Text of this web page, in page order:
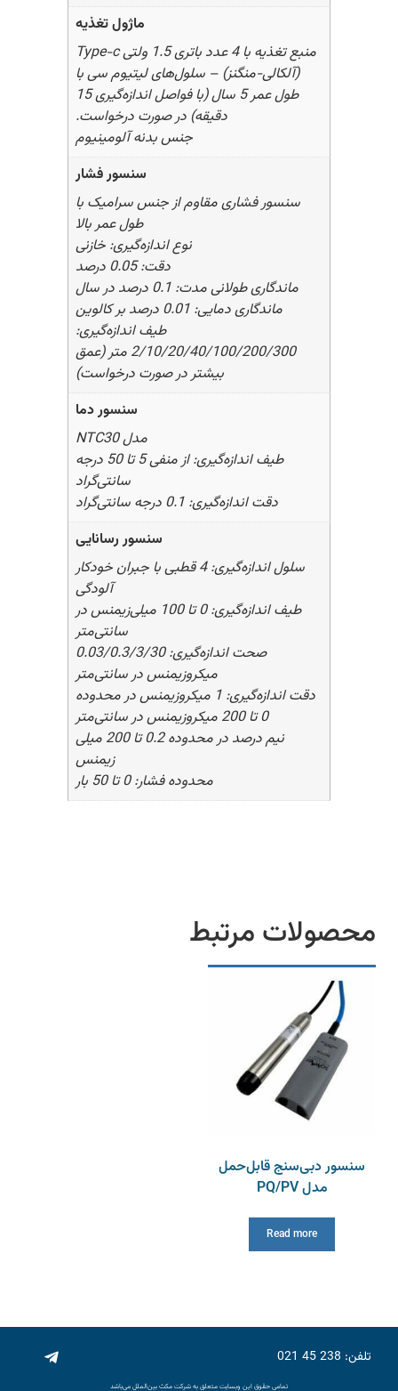
ماژول تغذیه
منبع تغذیه با 4 عدد باتری 1.5 ولتی Type-c
(آلکالی-منگنز) – سلول‌های لیتیوم سی با
طول عمر 5 سال (با فواصل اندازه‌گیری 15
دقیقه) در صورت درخواست.
جنس بدنه آلومینیوم
سنسور فشار
سنسور فشاری مقاوم از جنس سرامیک با
طول عمر بالا
نوع اندازه‌گیری: خازنی
دقت: 0.05 درصد
ماندگاری طولانی مدت: 0.1 درصد در سال
ماندگاری دمایی: 0.01 درصد بر کالوین
طیف اندازه‌گیری:
2/10/20/40/100/200/300 متر (عمق
بیشتر در صورت درخواست)
سنسور دما
مدل NTC30
طیف اندازه‌گیری: از منفی 5 تا 50 درجه
سانتی‌گراد
دقت اندازه‌گیری: 0.1 درجه سانتی‌گراد
سنسور رسانایی
سلول اندازه‌گیری: 4 قطبی با جبران خودکار
آلودگی
طیف اندازه‌گیری: 0 تا 100 میلی‌زیمنس در
سانتی‌متر
صحت اندازه‌گیری: 0.03/0.3/3/30
میکروزیمنس در سانتی‌متر
دقت اندازه‌گیری: 1 میکروزیمنس در محدوده
0 تا 200 میکروزیمنس در سانتی‌متر
نیم درصد در محدوده 0.2 تا 200 میلی
زیمنس
محدوده فشار: 0 تا 50 بار
محصولات مرتبط
سنسور دبی‌سنج قابل‌حمل
مدل PQ/PV
Read more
تلفن: 238 45 021
تمامی حقوق این وبسایت متعلق به شرکت مکث بین‌الملل می‌باشد